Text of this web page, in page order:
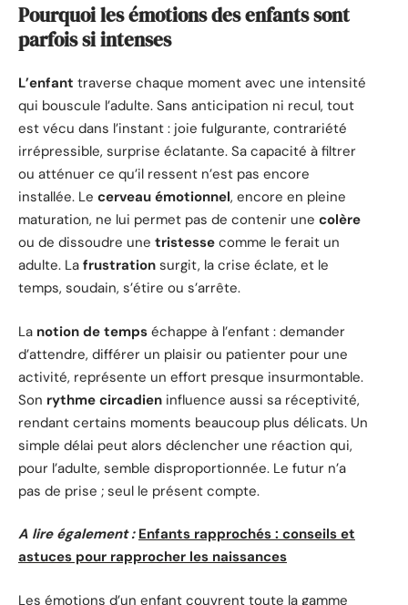
Pourquoi les émotions des enfants sont
parfois si intenses
L’enfant traverse chaque moment avec une intensité
qui bouscule l’adulte. Sans anticipation ni recul, tout
est vécu dans l’instant : joie fulgurante, contrariété
irrépressible, surprise éclatante. Sa capacité à filtrer
ou atténuer ce qu’il ressent n’est pas encore
installée. Le cerveau émotionnel, encore en pleine
maturation, ne lui permet pas de contenir une colère
ou de dissoudre une tristesse comme le ferait un
adulte. La frustration surgit, la crise éclate, et le
temps, soudain, s’étire ou s’arrête.
La notion de temps échappe à l’enfant : demander
d’attendre, différer un plaisir ou patienter pour une
activité, représente un effort presque insurmontable.
Son rythme circadien influence aussi sa réceptivité,
rendant certains moments beaucoup plus délicats. Un
simple délai peut alors déclencher une réaction qui,
pour l’adulte, semble disproportionnée. Le futur n’a
pas de prise ; seul le présent compte.
A lire également : Enfants rapprochés : conseils et
astuces pour rapprocher les naissances
Les émotions d’un enfant couvrent toute la gamme